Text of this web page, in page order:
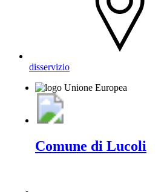
disservizio
Comune di Lucoli